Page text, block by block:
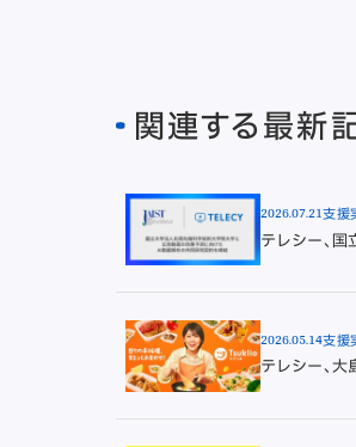
関連する最新
2026.07.21支援
テレシー、
2026.05.14支援
テレシー、大